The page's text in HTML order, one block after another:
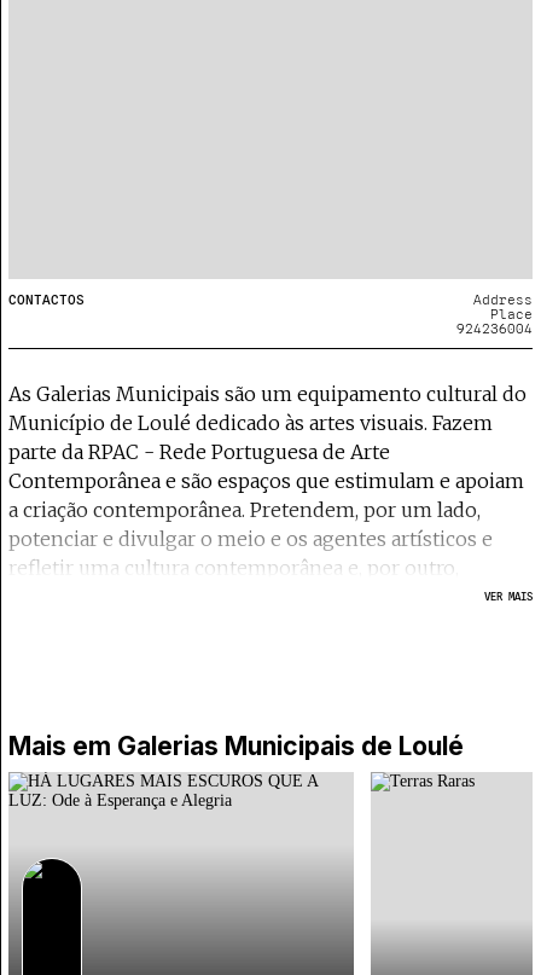
CONTACTOS
Address
Place
924236004
As Galerias Municipais são um equipamento cultural do
Município de Loulé dedicado às artes visuais. Fazem
parte da RPAC - Rede Portuguesa de Arte
Contemporânea e são espaços que estimulam e apoiam
a criação contemporânea. Pretendem, por um lado,
potenciar e divulgar o meio e os agentes artísticos e
refletir uma cultura contemporânea e, por outro,
promover o trabalho e uma relação de proximidade e
de Arte da Praça do Mar (Quarteira) e Convento de Santo
António.
VER MAIS
Mais em Galerias Municipais de Loulé